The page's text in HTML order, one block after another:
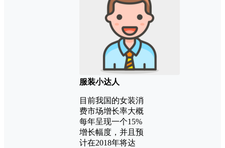
服装小达人
目前我国的女装消
费市场增长率大概
每年呈现一个15%
增长幅度，并且预
计在2018年将达